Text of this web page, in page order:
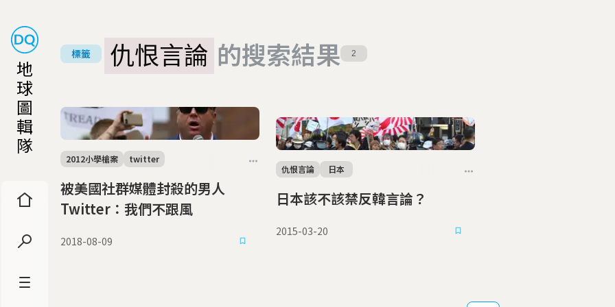
地
球
圖
輯
隊
標籤 仇恨言論 的搜索結果 2
被美國社群媒體封殺的男人
Twitter：我們不跟風
2012小學槍案 twitter
2018-08-09
日本該不該禁反韓言論？
仇恨言論 日本
2015-03-20